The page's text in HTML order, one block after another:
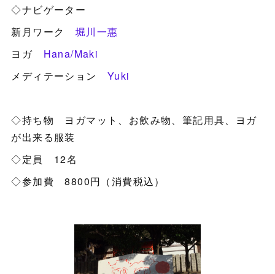
◇ナビゲーター
新月ワーク 堀川一惠
ヨガ Hana/Maki
メディテーション Yuki
◇持ち物 ヨガマット、お飲み物、筆記用具、ヨガ
が出来る服装
◇定員 12名
◇参加費 8800円（消費税込）